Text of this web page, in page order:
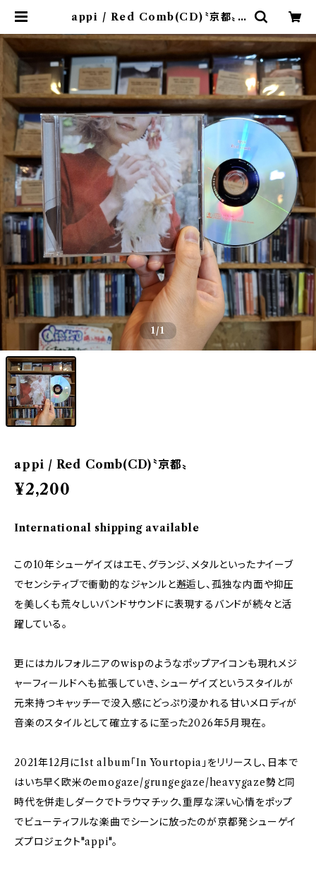
appi / Red Comb(CD)〝京都〟 |
1/1
appi / Red Comb(CD)〝京都〟
¥2,200
International shipping available
この10年シューゲイズはエモ、グランジ、メタルといったナイーブ
でセンシティブで衝動的なジャンルと邂逅し、孤独な内面や抑圧
を美しくも荒々しいバンドサウンドに表現するバンドが続々と活
躍している。
更にはカルフォルニアのwispのようなポップアイコンも現れメジ
ャーフィールドへも拡張していき、シューゲイズというスタイルが
元来持つキャッチーで没入感にどっぷり浸かれる甘いメロディが
音楽のスタイルとして確立するに至った2026年5月現在。
2021年12月に1st album「In Yourtopia」をリリースし、日本で
はいち早く欧米のemogaze/grungegaze/heavygaze勢と同
時代を併走しダークでトラウマチック、重厚な深い心情をポップ
でビューティフルな楽曲でシーンに放ったのが京都発シューゲイ
ズプロジェクト"appi"。